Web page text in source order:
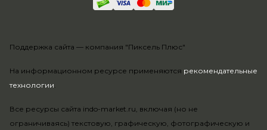
На информационном ресурсе применяются рекомендательные
технологии.
Все ресурсы сайта indo-market.ru, включая (но не
ограничиваясь) текстовую, графическую, фотографическую и
Поддержка сайта — компания "Пиксель Плюс"